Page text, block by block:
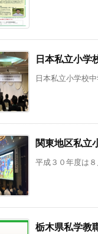
日本私立小学
日本私立小学校
関東地区私立
平成３０年度は
栃木県私学教